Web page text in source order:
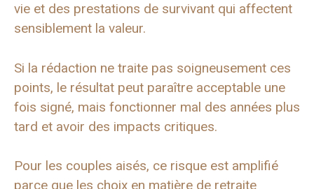
vie et des prestations de survivant qui affectent
sensiblement la valeur.
Si la rédaction ne traite pas soigneusement ces
points, le résultat peut paraître acceptable une
fois signé, mais fonctionner mal des années plus
tard et avoir des impacts critiques.
Pour les couples aisés, ce risque est amplifié
parce que les choix en matière de retraite